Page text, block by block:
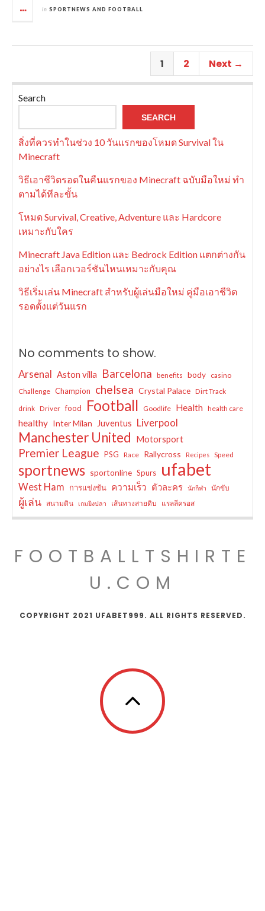
in SPORTNEWS AND FOOTBALL
1 2 Next →
Search
SEARCH
สิ่งที่ควรทำในช่วง 10 วันแรกของโหมด Survival ใน
Minecraft
วิธีเอาชีวิตรอดในคืนแรกของ Minecraft ฉบับมือใหม่ ทำ
ตามได้ทีละขั้น
โหมด Survival, Creative, Adventure และ Hardcore
เหมาะกับใคร
Minecraft Java Edition และ Bedrock Edition แตกต่างกัน
อย่างไร เลือกเวอร์ชันไหนเหมาะกับคุณ
วิธีเริ่มเล่น Minecraft สำหรับผู้เล่นมือใหม่ คู่มือเอาชีวิต
รอดตั้งแต่วันแรก
No comments to show.
Arsenal Aston villa Barcelona benefits body casino
Challenge Champion chelsea Crystal Palace Dirt Track
drink Driver food Football Goodlife Health health care
healthy Inter Milan Juventus Liverpool
Manchester United Motorsport
Premier League PSG Race Rallycross Recipes Speed
sportnews sportonline Spurs ufabet
West Ham การแข่งขัน ความเร็ว ตัวละคร นักกีฬา นักขับ
ผู้เล่น สนามดิน เกมยิงปลา เส้นทางสายดิบ แรลลีครอส
FOOTBALLTSHIRTE
U.COM
COPYRIGHT 2021 UFABET999. ALL RIGHTS RESERVED.